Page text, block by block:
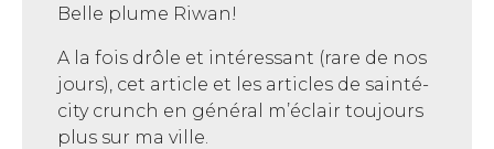
Belle plume Riwan!
A la fois drôle et intéressant (rare de nos
jours), cet article et les articles de sainté-
city crunch en général m’éclair toujours
plus sur ma ville.